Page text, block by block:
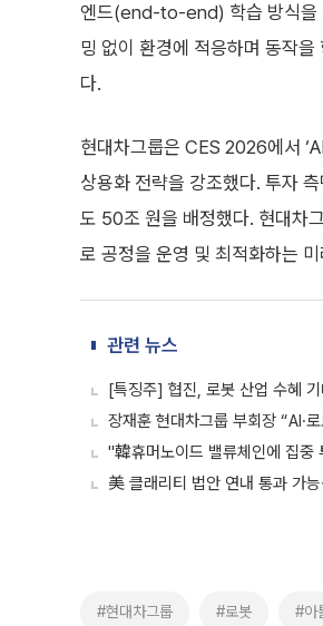
엔드(end-to-end) 학습 방식을
밍 없이 환경에 적응하며 동작
다.
현대차그룹은 CES 2026에서
상용화 전략을 강조했다. 투자
도 50조 원을 배정했다. 현대차
로 공정을 운영 및 최적화하는
관련 뉴스
[특징주] 협진, 로봇 산업 수혜
장재훈 현대차그룹 부회장 “AI·
"韓휴머노이드 밸류체인에 집중
美 클래리티 법안 연내 통과 가
#현대차그룹 #로봇 #아